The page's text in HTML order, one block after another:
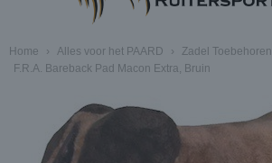
Home › Alles voor het PAARD › Zadel Toebehoren
F.R.A. Bareback Pad Macon Extra, Bruin